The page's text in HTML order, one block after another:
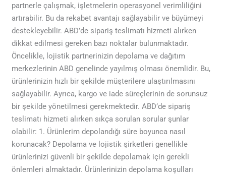
partnerle çalışmak, işletmelerin operasyonel verimliliğini
artırabilir. Bu da rekabet avantajı sağlayabilir ve büyümeyi
destekleyebilir. ABD’de sipariş teslimatı hizmeti alırken
dikkat edilmesi gereken bazı noktalar bulunmaktadır.
Öncelikle, lojistik partnerinizin depolama ve dağıtım
merkezlerinin ABD genelinde yayılmış olması önemlidir. Bu,
ürünlerinizin hızlı bir şekilde müşterilere ulaştırılmasını
sağlayabilir. Ayrıca, kargo ve iade süreçlerinin de sorunsuz
bir şekilde yönetilmesi gerekmektedir. ABD’de sipariş
teslimatı hizmeti alırken sıkça sorulan sorular şunlar
olabilir: 1. Ürünlerim depolandığı süre boyunca nasıl
korunacak? Depolama ve lojistik şirketleri genellikle
ürünlerinizi güvenli bir şekilde depolamak için gerekli
önlemleri almaktadır. Ürünlerinizin depolama koşulları